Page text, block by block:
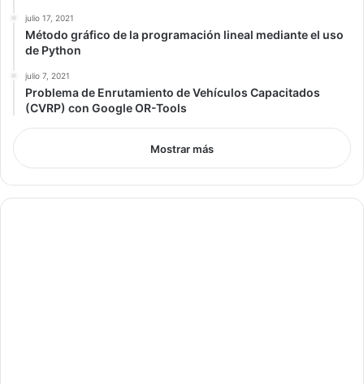
julio 17, 2021
Método gráfico de la programación lineal mediante el uso
de Python
julio 7, 2021
Problema de Enrutamiento de Vehículos Capacitados
(CVRP) con Google OR-Tools
Mostrar más